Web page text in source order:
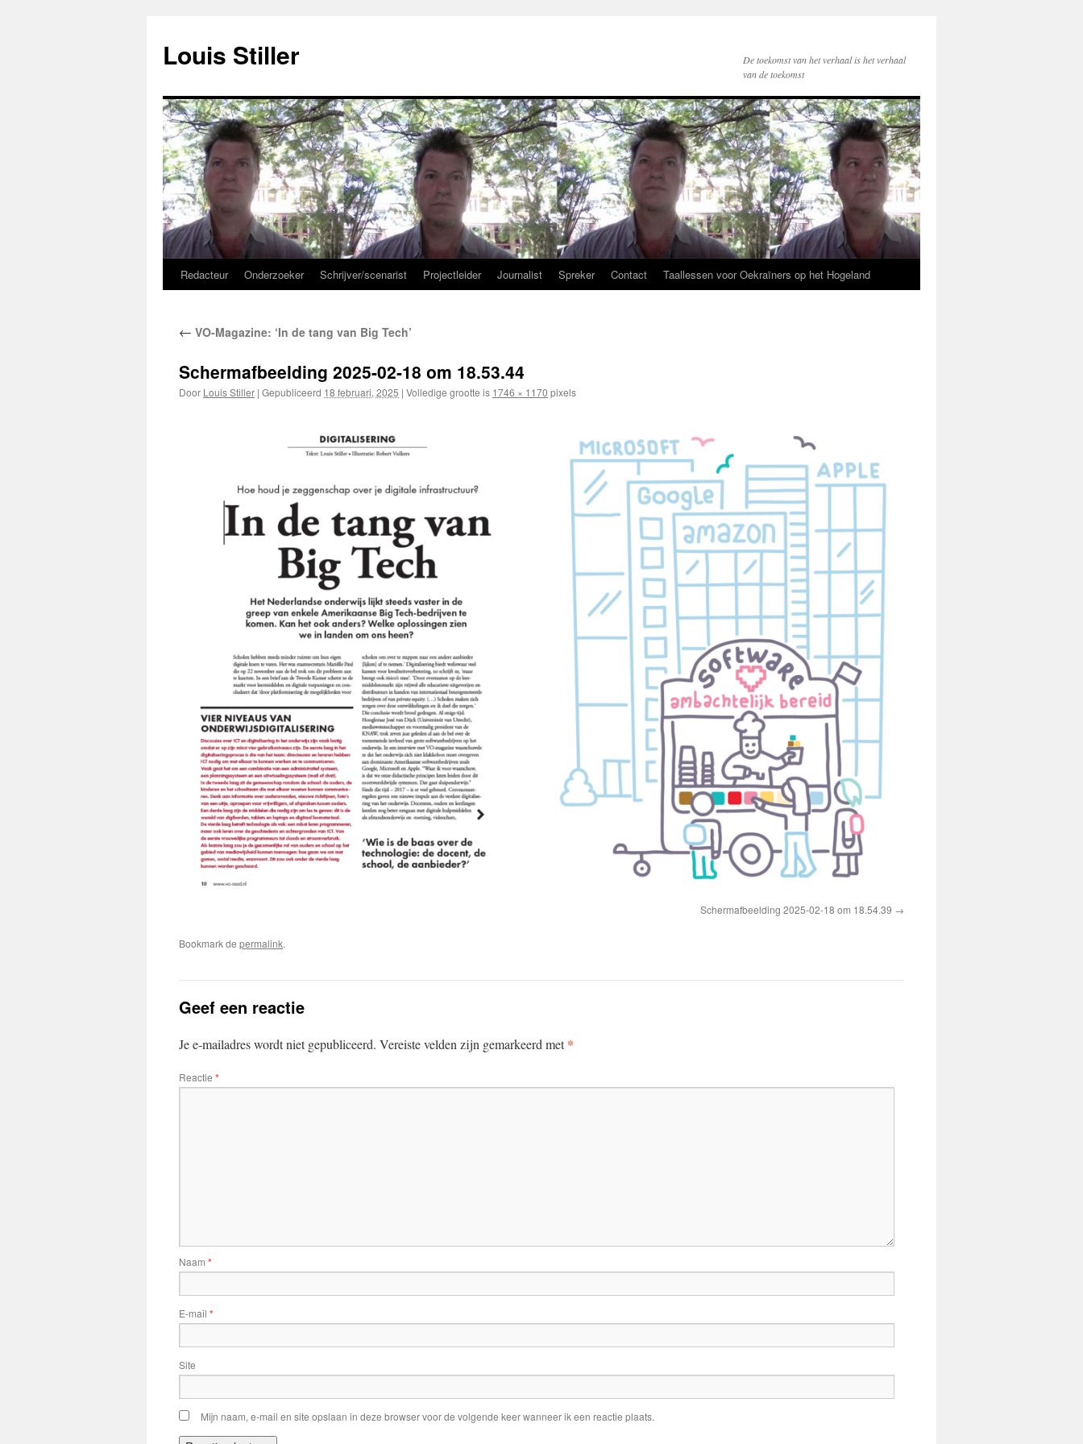
inhoud
Louis Stiller
De toekomst van het verhaal is het verhaal
van de toekomst
Redacteur Onderzoeker Schrijver/scenarist Projectleider Journalist Spreker Contact Taallessen voor Oekraïners op het Hogeland
← VO-Magazine: ‘In de tang van Big Tech’
Schermafbeelding 2025-02-18 om 18.53.44
Door Louis Stiller | Gepubliceerd 18 februari, 2025 | Volledige grootte is 1746 × 1170 pixels
Schermafbeelding 2025-02-18 om 18.54.39
Bookmark de permalink.
Geef een reactie
Je e-mailadres wordt niet gepubliceerd. Vereiste velden zijn gemarkeerd met*
Reactie *
Naam *
E-mail *
Site
Mijn naam, e-mail en site opslaan in deze browser voor de volgende keer wanneer ik een reactie plaats.